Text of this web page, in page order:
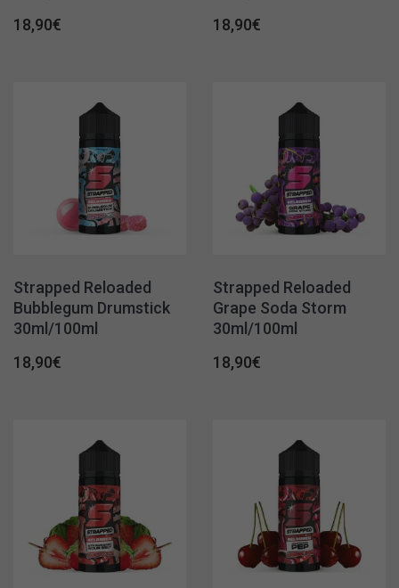
18,90€
18,90€
Strapped Reloaded
Bubblegum Drumstick
30ml/100ml
18,90€
Strapped Reloaded
Grape Soda Storm
30ml/100ml
18,90€